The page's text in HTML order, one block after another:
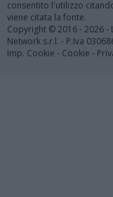
consentito l'utilizzo
viene citata la fonte.
Copyright © 2016 - 2026 -
Network s.r.l. - P.Iva
Imp. Cookie - Cookie -